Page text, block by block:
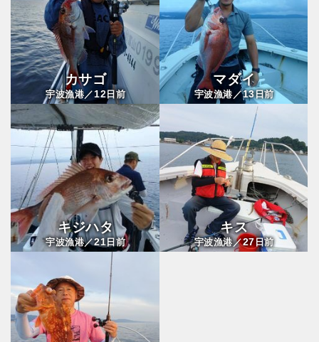
カサゴ
宇波漁港／ 12日前
マダイ
宇波漁港／13日前
キジハタ
宇波漁港／21日前
キス
宇波漁港／27日前